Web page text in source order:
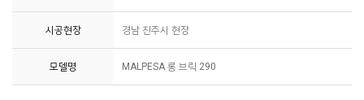
시공현장 경남 진주시 현장
모델명 MALPESA 롱 브릭 290